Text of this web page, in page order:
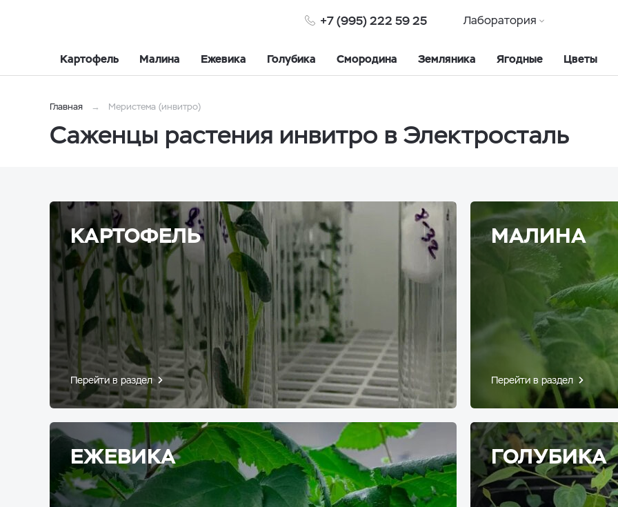
+7 (995) 222 59 25 Лаборатория
Картофель Малина Ежевика Голубика Смородина Земляника Ягодные Цветы
Главная Меристема (инвитро)
Саженцы растения инвитро в Электросталь
КАРТОФЕЛЬ
Перейти в раздел
МАЛИНА
Перейти в раздел
ЕЖЕВИКА ГОЛУБИКА